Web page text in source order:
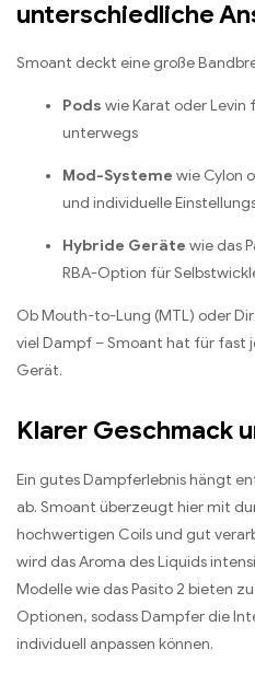
unterschiedliche
Smoant deckt eine große
Pods wie Karat oder
unterwegs
Mod-Systeme wie Cylon
und individuelle
Hybride Geräte wie das
RBA-Option für
Ob Mouth-to-Lung (MTL) oder
viel Dampf – Smoant hat für fast
Gerät.
Klarer Geschmack
Ein gutes Dampferlebnis hängt
ab. Smoant überzeugt hier mit
hochwertigen Coils und gut
wird das Aroma des Liquids
Modelle wie das Pasito 2 bieten
Optionen, sodass Dampfer die
individuell anpassen können.